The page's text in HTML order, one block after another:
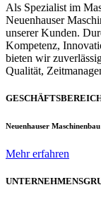
Als Spezialist im
Neuenhauser
unserer Kunden.
Kompetenz,
bieten wir
Qualität,
Neuenhauser
Mehr erfahren